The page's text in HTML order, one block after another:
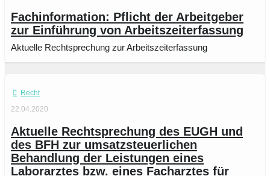
Fachinformation: Pflicht der Arbeitgeber
zur Einführung von Arbeitszeiterfassung
Aktuelle Rechtsprechung zur Arbeitszeiterfassung
Recht
22.04.2020
Aktuelle Rechtsprechung des EUGH und
des BFH zur umsatzsteuerlichen
Behandlung der Leistungen eines
Laborarztes bzw. eines Facharztes für